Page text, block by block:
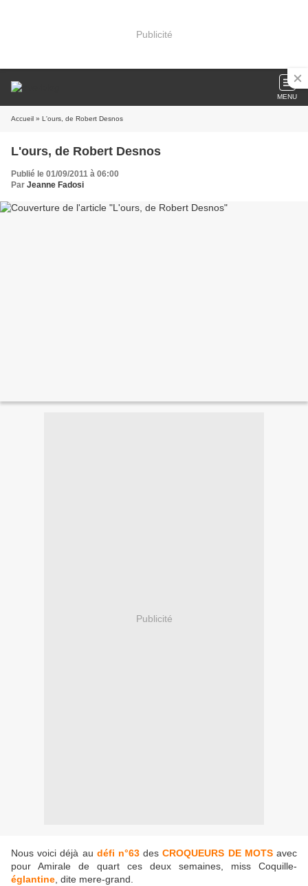
Publicité
MENU
Accueil » L'ours, de Robert Desnos
L'ours, de Robert Desnos
Publié le 01/09/2011 à 06:00
Par Jeanne Fadosi
Publicité
Nous voici déjà au défi n°63 desCROQUEURS DE MOTSavec
pour Amirale de quart ces deux semaines, miss Coquille-
églantine , dite mere-grand.